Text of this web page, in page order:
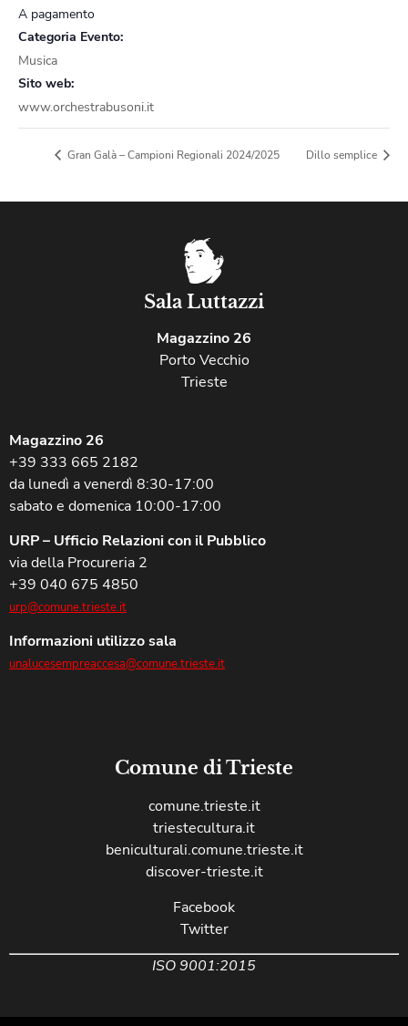
A pagamento
Categoria Evento:
Musica
Sito web:
www.orchestrabusoni.it
Gran Galà – Campioni Regionali 2024/2025 Dillo semplice
Sala Luttazzi
Magazzino 26
Porto Vecchio
Trieste
Magazzino 26
+39 333 665 2182
da lunedì a venerdì 8:30-17:00
sabato e domenica 10:00-17:00
URP – Ufficio Relazioni con il Pubblico
via della Procureria 2
+39 040 675 4850
urp@comune.trieste.it
Informazioni utilizzo sala
unalucesempreaccesa@comune.trieste.it
Comune di Trieste
comune.trieste.it
triestecultura.it
beniculturali.comune.trieste.it
discover-trieste.it
Facebook
Twitter
ISO 9001:2015